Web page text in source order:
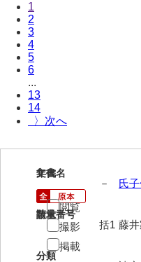
今井家文書
今川家文書
入江九一文書
1
2
3
4
5
6
...
13
14
〉
1
文書名
氏子
請求番号
藤
分類
年代
－
数量
括1
閲覧
撮影
掲載